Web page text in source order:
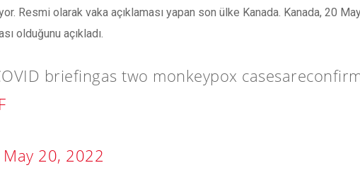
Resmi olarak vaka açıklaması yapan son ülke Kanada. Kanada, 20
olduğunu açıkladı.
briefingas two monkeypox
May 20, 2022